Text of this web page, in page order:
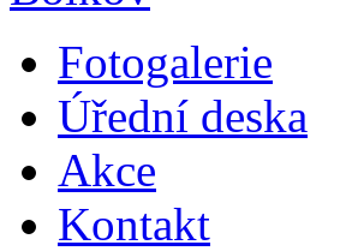
Fotogalerie
Úřední deska
Akce
Kontakt